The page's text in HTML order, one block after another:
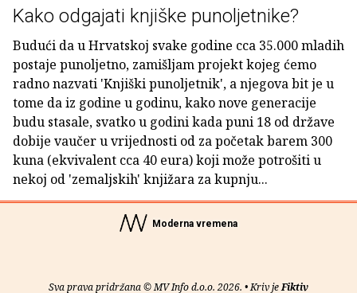
Kako odgajati knjiške punoljetnike?
Budući da u Hrvatskoj svake godine cca 35.000 mladih
postaje punoljetno, zamišljam projekt kojeg ćemo
radno nazvati 'Knjiški punoljetnik', a njegova bit je u
tome da iz godine u godinu, kako nove generacije
budu stasale, svatko u godini kada puni 18 od države
dobije vaučer u vrijednosti od za početak barem 300
kuna (ekvivalent cca 40 eura) koji može potrošiti u
nekoj od 'zemaljskih' knjižara za kupnju...
Moderna vremena
Sva prava pridržana © MV Info d.o.o. 2026. • Kriv jeFiktiv